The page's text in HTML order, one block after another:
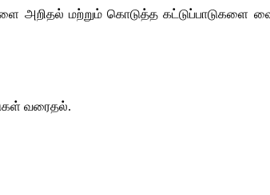
அறிதல் மற்றும் கொடுத்த
வரைதல்.